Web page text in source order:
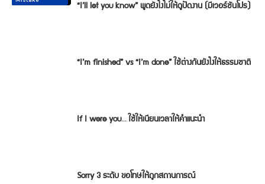
“I’ll let you know” พูดยังไงไม่ให้ดูปัดงาน (มีเวอร์ชันโปร)
“I’m finished” vs “I’m done” ใช้ต่างกันยังไงให้ธรรมชาติ
If I were you… ใช้ให้เนียนเวลาให้คำแนะนำ
Sorry 3 ระดับ ขอโทษให้ถูกสถานการณ์